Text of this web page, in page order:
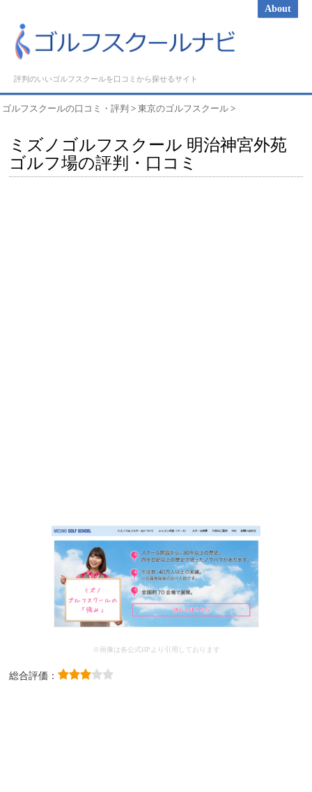
About
評判のいいゴルフスクールを口コミから探せるサイト
ゴルフスクールの口コミ・評判 > 東京のゴルフスクール >
ミズノゴルフスクール 明治神宮外苑
ゴルフ場の評判・口コミ
※画像は各公式HPより引用しております
総合評価：